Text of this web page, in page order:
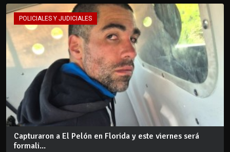
POLICIALES Y JUDICIALES
Capturaron a El Pelón en Florida y este viernes será
formali...